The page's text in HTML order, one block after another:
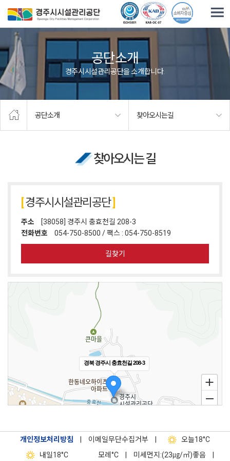
공단소개
경주시시설관리공단을 소개합니다.
공단소개 찾아오시는길
찾아오시는 길
경주시시설관리공단
주소
[38058] 경주시 충효천길 208-3
전화번호
054-750-8500 / 팩스 : 054-750-8519
길찾기
경북 경주시 충효천길 208-3
개인정보처리방침 이메일무단수집거부 오늘18°C
내일18°C 모레 °C 미세먼지:(23㎍/㎥)좋음